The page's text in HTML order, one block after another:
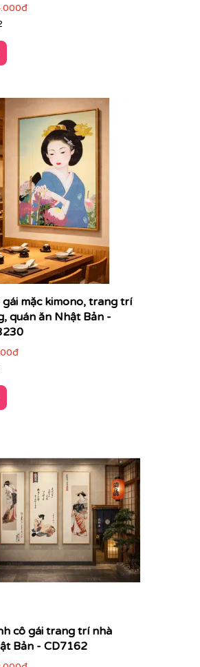
con người Nhật Bản
gái mặc kimono, trang trí
quán ăn Nhật Bản -
cô gái trang trí nhà
Bản - CD7162